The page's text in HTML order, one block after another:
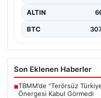
ALTIN
BTC
Son Eklenen Haberler
■TBMM’de “Terörsüz
Önergesi Kabul Görmedi